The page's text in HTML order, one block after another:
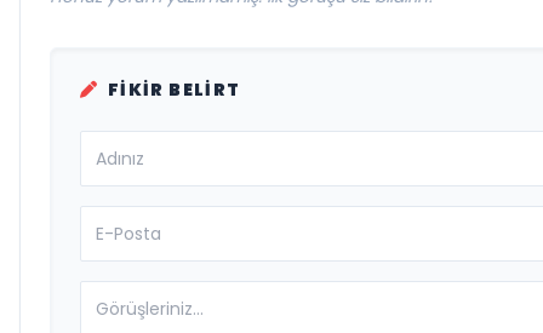
FIKIR BELIRT